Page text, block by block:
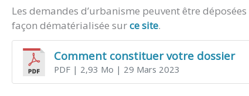
Les demandes d’urbanisme peuvent être
façon dématérialisée surce site.
Comment constituer votre dossier
PDF| 2,93 Mo | 29 Mars 2023